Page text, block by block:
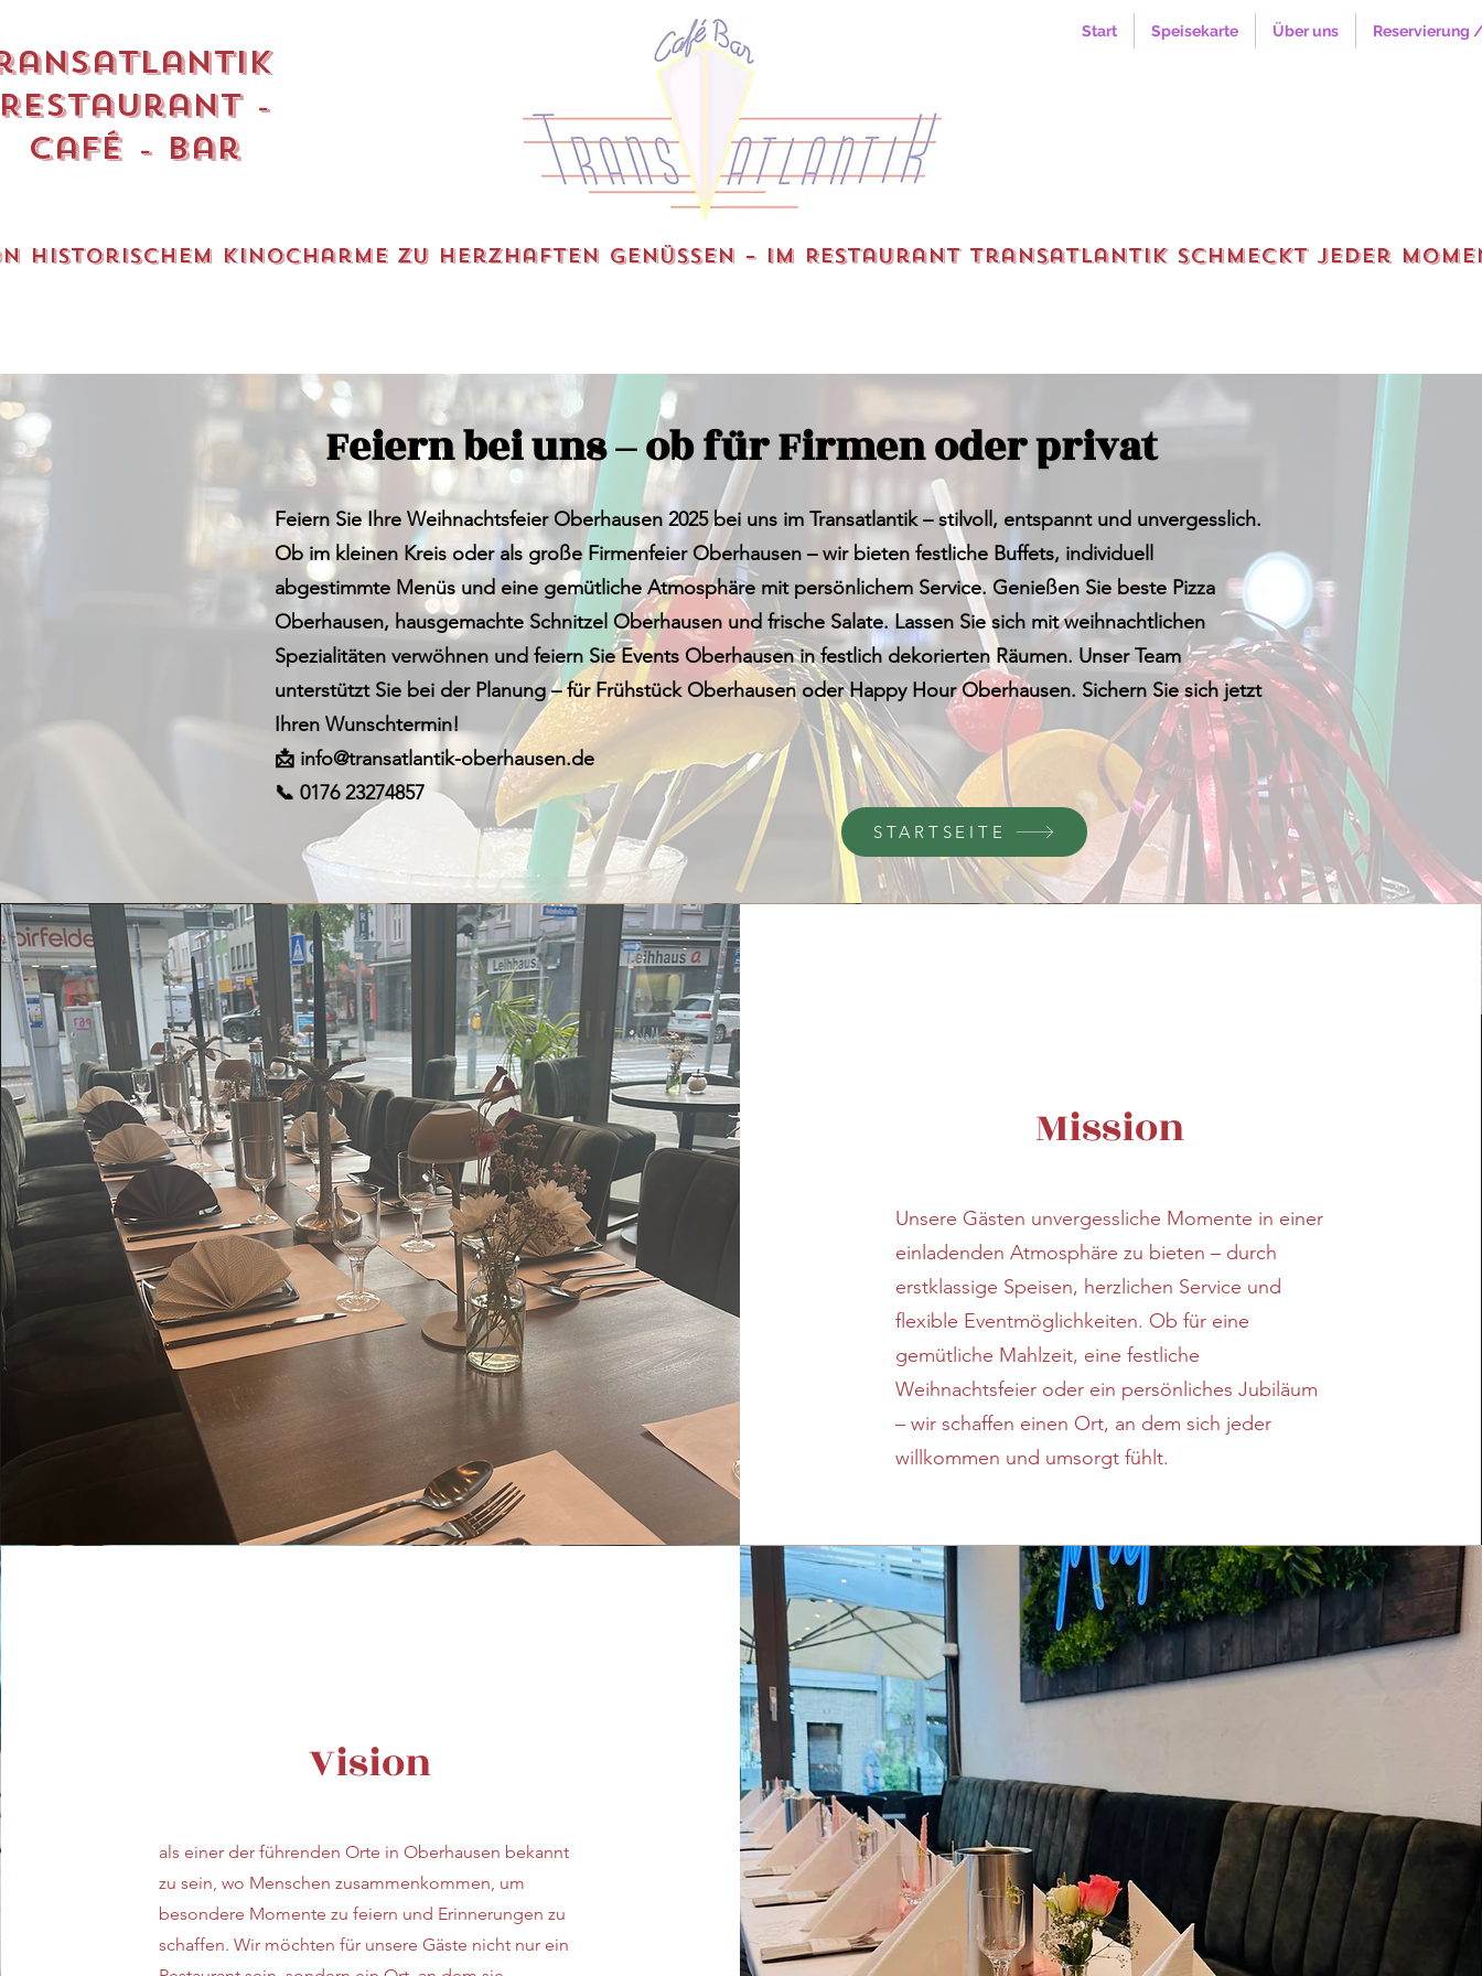
-
Café - Bar
Start Speisekarte Über uns Reservierung
historischem Kinocharme zu herzhaften Genüssen – im Restaurant Transatlantik schmeckt jeder
Feiern bei uns – ob für Firmen oder privat
Feiern Sie Ihre Weihnachtsfeier Oberhausen 2025 bei uns im Transatlantik – stilvoll, entspannt und unvergesslich.
Ob im kleinen Kreis oder als große Firmenfeier Oberhausen – wir bieten festliche Buffets, individuell
abgestimmte Menüs und eine gemütliche Atmosphäre mit persönlichem Service. Genießen Sie beste Pizza
Oberhausen, hausgemachte Schnitzel Oberhausen und frische Salate. Lassen Sie sich mit weihnachtlichen
Spezialitäten verwöhnen und feiern Sie Events Oberhausen in festlich dekorierten Räumen. Unser Team
unterstützt Sie bei der Planung – für Frühstück Oberhausen oder Happy Hour Oberhausen. Sichern Sie sich jetzt
Ihren Wunschtermin!
📩 info@transatlantik-oberhausen.de
📞 0176 23274857
STARTSEITE
Mission
Unsere Gästen unvergessliche Momente in einer
einladenden Atmosphäre zu bieten – durch
erstklassige Speisen, herzlichen Service und
flexible Eventmöglichkeiten. Ob für eine
gemütliche Mahlzeit, eine festliche
Weihnachtsfeier oder ein persönliches Jubiläum
– wir schaffen einen Ort, an dem sich jeder
willkommen und umsorgt fühlt.
Vision
als einer der führenden Orte in Oberhausen bekannt
zu sein, wo Menschen zusammenkommen, um
besondere Momente zu feiern und Erinnerungen zu
schaffen. Wir möchten für unsere Gäste nicht nur ein